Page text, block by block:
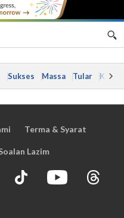
Sukses Massa Tular Kes
Terma & Syarat
Lazim